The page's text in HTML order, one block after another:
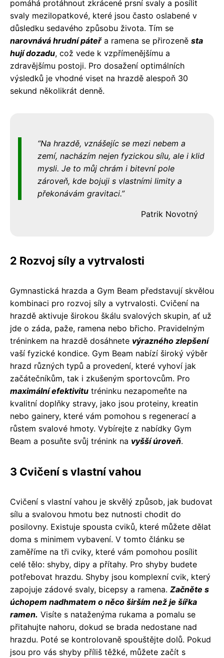
pomáhá protáhnout zkrácené prsní svaly a posílit
svaly mezilopatkové, které jsou často oslabené v
důsledku sedavého způsobu života. Tím se
narovnává hrudní páteřa ramena se přirozeně sta
hují dozadu, což vede k vzpřímenějšímu a
zdravějšímu postoji. Pro dosažení optimálních
výsledků je vhodné viset na hrazdě alespoň 30
sekund několikrát denně.
Na hrazdě, vznášejíc se mezi nebem a
zemí, nacházím nejen fyzickou sílu, ale i klid
mysli. Je to můj chrám i bitevní pole
zároveň, kde bojuji s vlastními limity a
překonávám gravitaci.
Patrik Novotný
2 Rozvoj síly a vytrvalosti
Gymnastická hrazda a Gym Beam představují skvělou
kombinaci pro rozvoj síly a vytrvalosti. Cvičení na
hrazdě aktivuje širokou škálu svalových skupin, ať už
jde o záda, paže, ramena nebo břicho. Pravidelným
tréninkem na hrazdě dosáhnete výrazného zlepšení
vaší fyzické kondice. Gym Beam nabízí široký výběr
hrazd různých typů a provedení, které vyhoví jak
začátečníkům, tak i zkušeným sportovcům. Pro
maximální efektivitu tréninku nezapomeňte na
kvalitní doplňky stravy, jako jsou proteiny, kreatin
nebo gainery, které vám pomohou s regenerací a
růstem svalové hmoty. Vybírejte z nabídky Gym
Beam a posuňte svůj trénink na vyšší úroveň.
3 Cvičení s vlastní vahou
Cvičení s vlastní vahou je skvělý způsob, jak budovat
sílu a svalovou hmotu bez nutnosti chodit do
posilovny. Existuje spousta cviků, které můžete dělat
doma s minimem vybavení. V tomto článku se
zaměříme na tři cviky, které vám pomohou posílit
celé tělo: shyby, dipy a přítahy. Pro shyby budete
potřebovat hrazdu. Shyby jsou komplexní cvik, který
zapojuje zádové svaly, bicepsy a ramena. Začněte s
úchopem nadhmatem o něco širším než je šířka
ramen. Visíte s nataženýma rukama a pomalu se
přitahujte nahoru, dokud se brada nedostane nad
hrazdu. Poté se kontrolovaně spouštějte dolů. Pokud
jsou pro vás shyby příliš těžké, můžete začít s